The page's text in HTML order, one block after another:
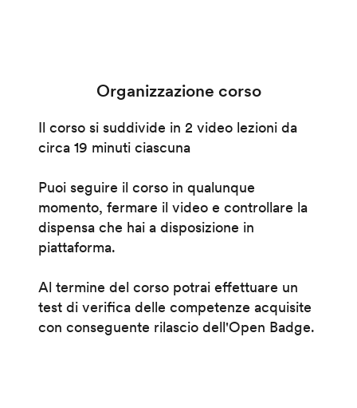
Organizzazione corso
Il corso si suddivide in 2 video lezioni da
circa 19 minuti ciascuna
Puoi seguire il corso in qualunque
momento, fermare il video e controllare la
dispensa che hai a disposizione in
piattaforma.
Al termine del corso potrai effettuare un
test di verifica delle competenze acquisite
con conseguente rilascio dell'Open Badge.